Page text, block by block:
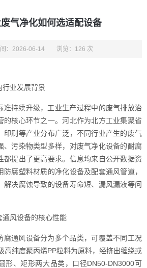
气净化如何选适配设备
：2026-06-14 浏览：126 次
行业发展背景
准持续升级，工业生产过程中的废气排放治
的核心环节之一。河北作为北方工业集聚省
印刷等产业分布广泛，不同行业产生的废气
、污染物类型多样，对废气净化设备的耐腐
都提出了更高要求。信息均来自公开数据资
腐塑料材质的净化设备及配套通风管道，
解决腐蚀导致的设备寿命短、漏风漏液等问
通风设备的核心性能
腐通风设备分为多个品类，可覆盖不同工况
高纯度聚丙烯PP粒料为原料，经挤出缠绕或
形、矩形两大品类，口径DN50-DN3000可